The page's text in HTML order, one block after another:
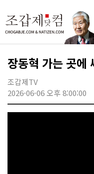
장동혁 가는 곳에
조갑제TV
2026-06-06 오후 8:00:00